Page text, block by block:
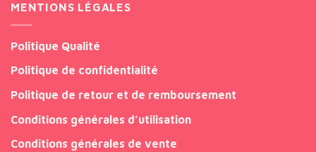
MENTIONS LÉGALES
Politique Qualité
Politique de confidentialité
Politique de retour et de remboursement
Conditions générales d’utilisation
Conditions générales de vente